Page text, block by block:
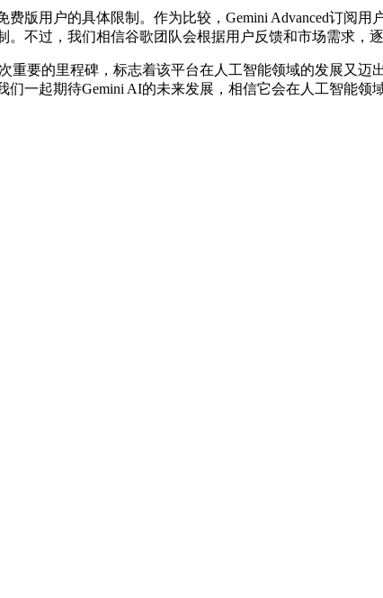
用户的具体限制。作为比较，Gemini Advanced订阅用
不过，我们相信谷歌团队会根据用户反馈和市场需求，
要的里程碑，标志着该平台在人工智能领域的发展又迈
一起期待Gemini AI的未来发展，相信它会在人工智能领